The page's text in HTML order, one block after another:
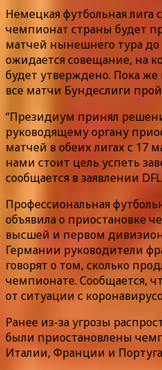
Немецкая футбольная лига
чемпионат страны будет
матчей нынешнего тура до
ожидается совещание, на
будет утверждено. Пока
все матчи Бундеслиги
“Президиум принял
руководящему органу
матчей в обеих лигах с 17
нами стоит цель успеть
сообщается в заявлении
Профессиональная
объявила о приостановке
высшей и первом
Германии руководители
говорят о том, сколько
чемпионате. Сообщается,
от ситуации с
Ранее из-за угрозы
были приостановлены
Италии, Франции и